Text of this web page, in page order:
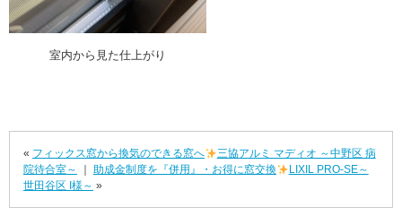
室内から見た仕上がり
« フィックス窓から換気のできる窓へ
三協アルミ マディオ ～中野区 病
院待合室～
助成金制度を『併用』・お得に窓交換
LIXIL PRO-SE～
世田谷区 I様～ »